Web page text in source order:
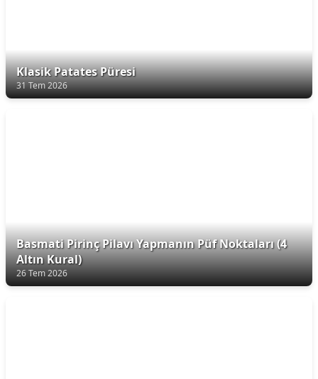
Klasik Patates Püresi
31 Tem 2026
Basmati Pirinç Pilavı Yapmanın Püf Noktaları (4
Altın Kural)
26 Tem 2026